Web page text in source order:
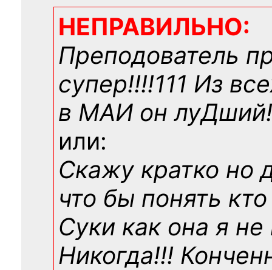
НЕПРАВИЛЬНО:
Преподователь
супер!!!!111 Из
в МАИ он
или:
Скажу кратко но
что бы понять
Суки как она я не
Никогда!!!